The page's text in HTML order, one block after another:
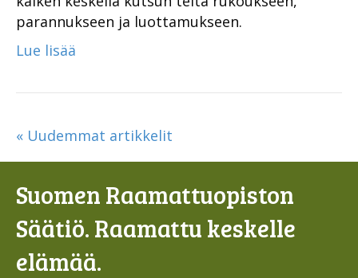
parannukseen ja luottamukseen.
Lue lisää
« Uudemmat artikkelit
Suomen Raamattuopiston
Säätiö. Raamattu keskelle
elämää.